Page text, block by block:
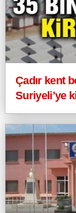
Çadır kent
Suriyeli’ye